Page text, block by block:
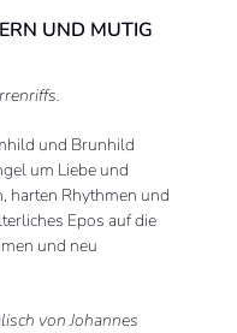
UND MUTIG
und Brunhild
um Liebe und
harten Rhythmen und
Epos auf die
und neu
von Johannes